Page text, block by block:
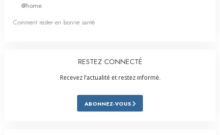
@home
Comment rester en bonne santé
RESTEZ CONNECTÉ
Recevez l’actualité et restez informé.
ABONNEZ-VOUS